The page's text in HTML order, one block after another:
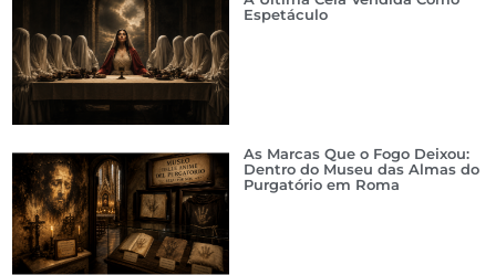
Espetáculo
As Marcas Que o Fogo Deixou:
Dentro do Museu das Almas do
Purgatório em Roma